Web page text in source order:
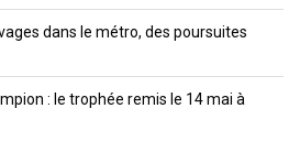
dans le métro, des poursuites
: le trophée remis le 14 mai à